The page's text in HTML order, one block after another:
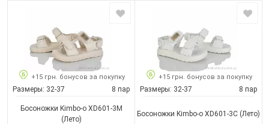
+15 грн. бонусов за покупку
Размеры: 32-37 8 пар
Босоножки Kimbo-o XD601-3M
(Лето)
+15 грн. бонусов за покупку
Размеры: 32-37 8 пар
Босоножки Kimbo-o XD601-3C (Лето)